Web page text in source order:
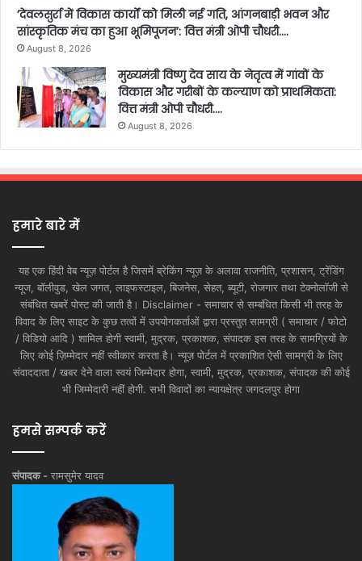
’देवलसुर्रा में विकास कार्यों को मिली नई गति, आंगनबाड़ी भवन और
सांस्कृतिक मंच का हुआ भूमिपूजन’: वित्त मंत्री ओपी चौधरी….
August 8, 2026
मुख्यमंत्री विष्णु देव साय के नेतृत्व में गांवों के
विकास और गरीबों के कल्याण को प्राथमिकता:
वित्त मंत्री ओपी चौधरी….
August 8, 2026
हमारे बारे में
यह एक हिंदी वेब न्यूज़ पोर्टल है जिसमें ब्रेकिंग न्यूज़ के अलावा राजनीति, प्रशासन, ट्रेंडिंग
न्यूज, बॉलीवुड, खेल जगत, लाइफस्टाइल, बिजनेस, सेहत, ब्यूटी, रोजगार तथा टेक्नोलॉजी से
संबंधित खबरें पोस्ट की जाती है। Disclaimer - समाचार से सम्बंधित किसी भी तरह के
विवाद के लिए साइट के कुछ तत्वों में उपयोगकर्ताओं द्वारा प्रस्तुत सामग्री ( समाचार / फोटो
/ विडियो आदि ) शामिल होगी स्वामी, मुद्रक, प्रकाशक, संपादक इस तरह के सामग्रियों के
लिए कोई ज़िम्मेदार नहीं स्वीकार करता है। न्यूज़ पोर्टल में प्रकाशित ऐसी सामग्री के लिए
संवाददाता / खबर देने वाला स्वयं जिम्मेदार होगा, स्वामी, मुद्रक, प्रकाशक, संपादक की कोई
भी जिम्मेदारी नहीं होगी. सभी विवादों का न्यायक्षेत्र जगदलपुर होगा
हमसे सम्पर्क करें
संपादक - रामसुमेर यादव